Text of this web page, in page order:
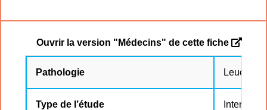
Ouvrir la version "Médecins" de cette fiche
Pathologie
Type de l’étude